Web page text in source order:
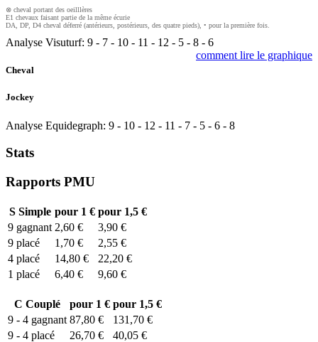
⊗ cheval portant des oeilllères
E1 chevaux faisant partie de la même écurie
DA, DP, D4 cheval déferré (antérieurs, postérieurs, des quatre pieds), • pour la première fois.
Analyse Visuturf: 9 - 7 - 10 - 11 - 12 - 5 - 8 - 6
comment lire le graphique
Cheval
Jockey
Analyse Equidegraph: 9 - 10 - 12 - 11 - 7 - 5 - 6 - 8
Stats
Rapports PMU
SSimple pour 1 € pour 1,5 €
9 gagnant 2,60 €
3,90 €
9 placé 1,70 €
2,55 €
4 placé 14,80 €
22,20 €
1 placé 6,40 € 9,60 €
C Couplé pour 1 € pour 1,5 €
9 - 4 gagnant 87,80 €
131,70 €
9 - 4 placé 26,70 €
40,05 €